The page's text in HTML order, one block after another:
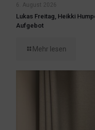
6. August 2026
Lukas Freitag, Heikki
Aufgebot
Mehr lesen